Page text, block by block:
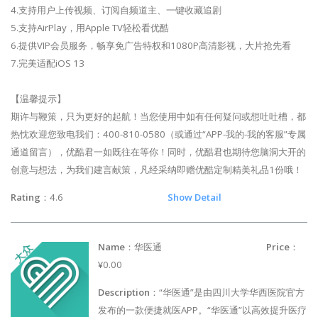
4.支持用户上传视频、订阅自频道主、一键收藏追剧
5.支持AirPlay，用Apple TV轻松看优酷
6.提供VIP会员服务，畅享免广告特权和1080P高清影视，大片抢先看
7.完美适配iOS 13
【温馨提示】
期许与鞭策，只为更好的起航！当您使用中如有任何疑问或想吐吐槽，都
热忱欢迎您致电我们：400-810-0580（或通过“APP-我的-我的客服”专属
通道留言），优酷君一如既往在等你！同时，优酷君也期待您脑洞大开的
创意与想法，为我们建言献策，凡经采纳即赠优酷定制精美礼品1份哦！
Rating ：4.6 Show Detail
Name ：华医通 Price ：
¥0.00
Description ：“华医通”是由四川大学华西医院官方
发布的一款便捷就医APP。“华医通”以高效提升医疗